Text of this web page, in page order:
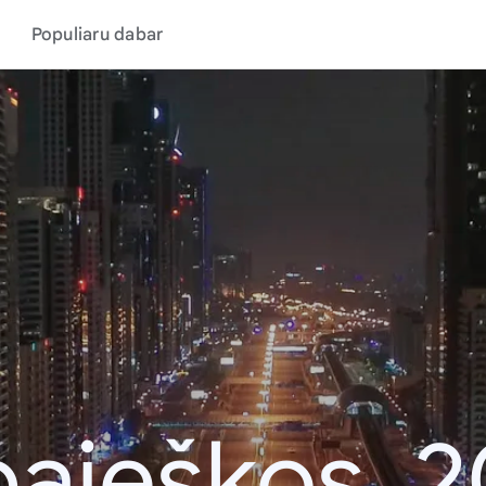
Populiaru dabar